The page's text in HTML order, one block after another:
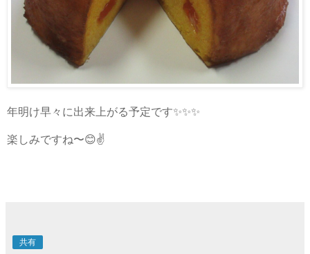
年明け早々に出来上がる予定です✨✨✨
楽しみですね〜😊✌️️
共有